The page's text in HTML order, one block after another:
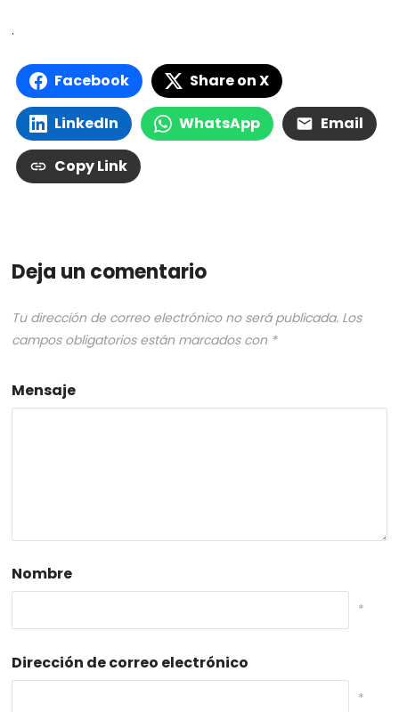
.
Facebook Share on X
LinkedIn WhatsApp Email
Copy Link
Deja un comentario
Tu dirección de correo electrónico no será publicada. Los
campos obligatorios están marcados con *
Mensaje
Nombre
*
Dirección de correo electrónico
*